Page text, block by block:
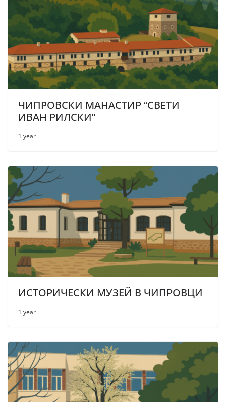
ЧИПРОВСКИ МАНАСТИР “СВЕТИ
ИВАН РИЛСКИ”
1 year
ИСТОРИЧЕСКИ МУЗЕЙ В ЧИПРОВЦИ
1 year